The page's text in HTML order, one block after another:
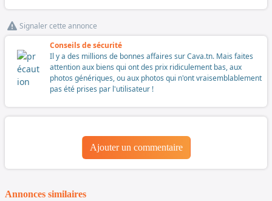
Signaler cette annonce
Conseils de sécurité
Il y a des millions de bonnes affaires sur Cava.tn. Mais faites
attention aux biens qui ont des prix ridiculement bas, aux
photos génériques, ou aux photos qui n'ont vraisemblablement
pas été prises par l'utilisateur !
Ajouter un commentaire
Annonces similaires